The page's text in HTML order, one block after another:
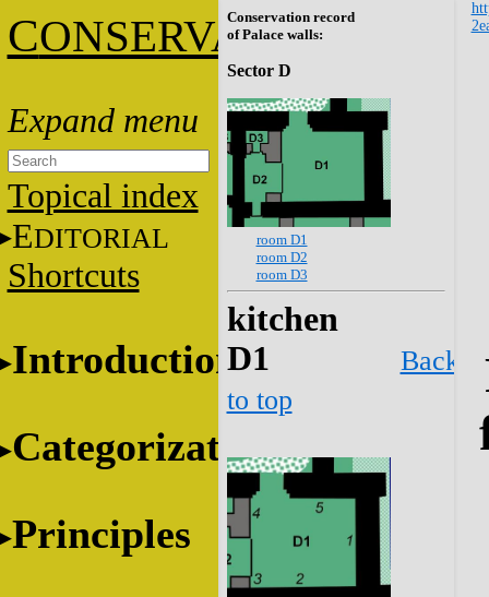
CONSERVATION
Topical index
EDITORIAL
Shortcuts
Introduction
Categorization
Principles
Conservation record
of Palace walls:
Sector D
room D1
room D2
room D3
kitchen
D1
Back
to top